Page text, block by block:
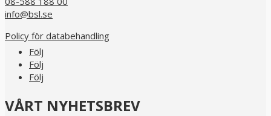
info@bsl.se
Policy för databehandling
Följ
Följ
Följ
VÅRT NYHETSBREV